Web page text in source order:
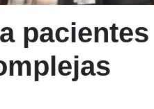
pacientes